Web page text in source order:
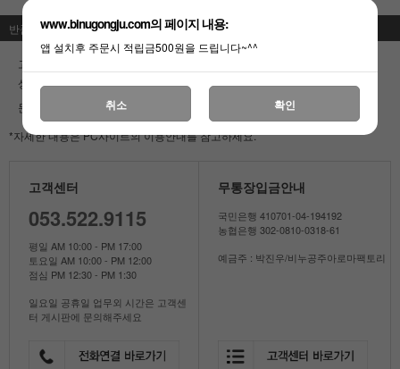
반품안내
고객의 변심에 의한 교환 및 반품이면 배송비는
상품의 이상에 의한 교환 및 반품이면 배송비는판매자부담입니다.
문의 :
053-522-9115
*자세한 내용은 PC사이트의 이용안내를 참고하세요.
고객센터
053.522.9115
평일 AM 10:00 - PM 17:00
토요일 AM 10:00 - PM 12:00
점심 PM 12:30 - PM 1:30
일요일 공휴일 업무외 시간은 고객센
터 게시판에 문의해주세요
무통장입금안내
국민은행 410701-04-194192
농협은행 302-0810-0318-61
예금주 : 박진우/비누공주아로마팩토리
www.binugongju.com의 페이지 내용:
앱 설치후 주문시 적립금500원을 드립니다~^^
취소 확인